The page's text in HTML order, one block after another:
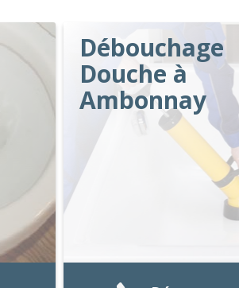
Débouchage
Douche à
Ambonnay